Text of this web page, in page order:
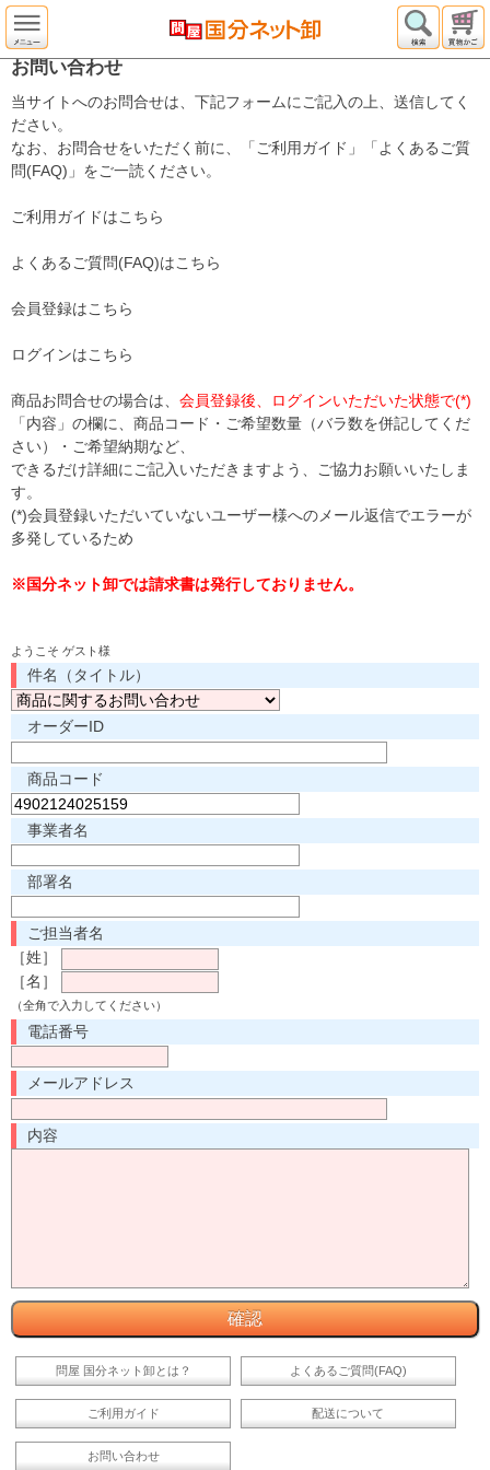
お問い合わせ
当サイトへのお問合せは、下記フォームにご記入の上、送信してく
ださい。
なお、お問合せをいただく前に、「ご利用ガイド」「よくあるご質
問(FAQ)」をご一読ください。
ご利用ガイドはこちら
よくあるご質問(FAQ)はこちら
会員登録はこちら
ログインはこちら
商品お問合せの場合は、 会員登録後、ログインいただいた状態で(*)
「内容」の欄に、商品コード・ご希望数量（バラ数を併記してくだ
さい）・ご希望納期など、
できるだけ詳細にご記入いただきますよう、ご協力お願いいたしま
す。
(*)会員登録いただいていないユーザー様へのメール返信でエラーが
多発しているため
※国分ネット卸では請求書は発行しておりません。
ようこそ ゲスト様
件名（タイトル）
オーダーID
商品コード
事業者名
部署名
ご担当者名
［姓］
［名］
（全角で入力してください）
電話番号
メールアドレス
内容
問屋 国分ネット卸とは？ よくあるご質問(FAQ)
ご利用ガイド 配送について
お問い合わせ